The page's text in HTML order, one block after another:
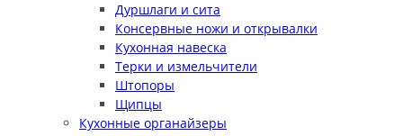
Дуршлаги и сита
Консервные ножи и открывалки
Кухонная навеска
Терки и измельчители
Штопоры
Щипцы
Кухонные органайзеры